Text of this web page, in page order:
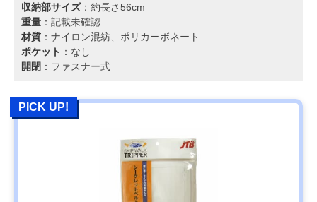
収納部サイズ：約長さ56cm
重量 ：記載未確認
材質 ：ナイロン混紡、ポリカーボネート
ポケット ：なし
開閉 ：ファスナー式
PICK UP!